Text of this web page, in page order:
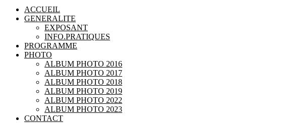
ACCUEIL
GENERALITE
EXPOSANT
INFO.PRATIQUES
PROGRAMME
PHOTO
ALBUM PHOTO 2016
ALBUM PHOTO 2017
ALBUM PHOTO 2018
ALBUM PHOTO 2019
ALBUM PHOTO 2022
ALBUM PHOTO 2023
CONTACT